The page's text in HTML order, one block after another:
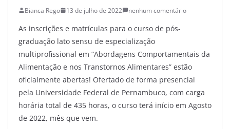
Bianca Rego 13 de julho de 2022 nenhum comentário
As inscrições e matrículas para o curso de pós-
graduação lato sensu de especialização
multiprofissional em “Abordagens Comportamentais da
Alimentação e nos Transtornos Alimentares” estão
oficialmente abertas! Ofertado de forma presencial
pela Universidade Federal de Pernambuco, com carga
horária total de 435 horas, o curso terá início em Agosto
de 2022, mês que vem.